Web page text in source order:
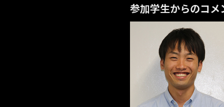
参加学生からのコメ